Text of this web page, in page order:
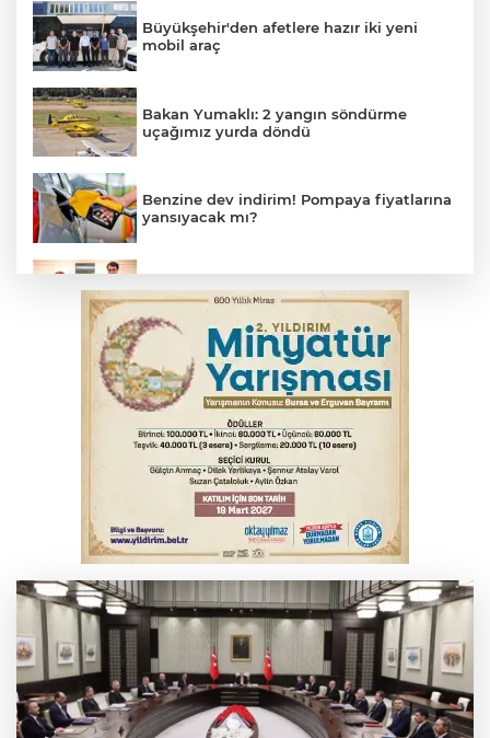
Büyükşehir'den afetlere hazır iki yeni
mobil araç
Bakan Yumaklı: 2 yangın söndürme
uçağımız yurda döndü
Benzine dev indirim! Pompaya fiyatlarına
yansıyacak mı?
bir araya geldi
Bursa'da alkollü sürücü mahalleyi savaş
alanına çevirdi
Serbest piyasada altın fiyatları...
Serbest piyasada döviz fiyatları